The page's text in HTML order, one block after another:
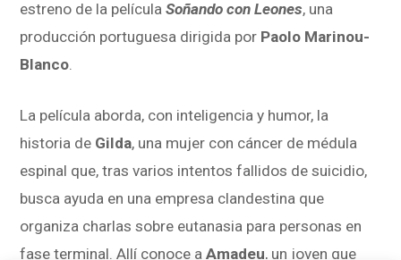
estreno de la películaSoñando con Leones, una
producción portuguesa dirigida por Paolo Marinou-
Blanco.
La película aborda, con inteligencia y humor, la
historia de Gilda, una mujer con cáncer de médula
espinal que, tras varios intentos fallidos de suicidio,
busca ayuda en una empresa clandestina que
organiza charlas sobre eutanasia para personas en
fase terminal. Allí conoce aAmadeu, un joven que